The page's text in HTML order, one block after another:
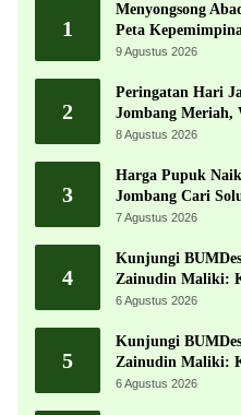
1
Menyongsong
Peta
Muktamar ke-35
9 Agustus 2026
2
Peringatan Hari
Jombang Meriah,
Karnaval Budaya
8 Agustus 2026
3
Harga Pupuk
Jombang Cari
7 Agustus 2026
4
Kunjungi
Zainudin Maliki:
Ekonomi dengan
6 Agustus 2026
5
Kunjungi
Zainudin Maliki:
Ekonomi dengan
6 Agustus 2026